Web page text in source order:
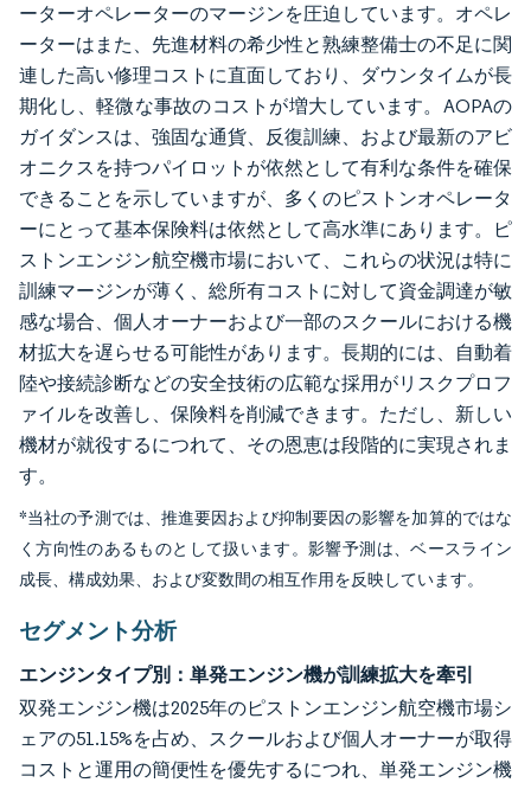
ーターオペレーターのマージンを圧迫しています。オペレ
ーターはまた、先進材料の希少性と熟練整備士の不足に関
連した高い修理コストに直面しており、ダウンタイムが長
期化し、軽微な事故のコストが増大しています。AOPAの
ガイダンスは、強固な通貨、反復訓練、および最新のアビ
オニクスを持つパイロットが依然として有利な条件を確保
できることを示していますが、多くのピストンオペレータ
ーにとって基本保険料は依然として高水準にあります。ピ
ストンエンジン航空機市場において、これらの状況は特に
訓練マージンが薄く、総所有コストに対して資金調達が敏
感な場合、個人オーナーおよび一部のスクールにおける機
材拡大を遅らせる可能性があります。長期的には、自動着
陸や接続診断などの安全技術の広範な採用がリスクプロフ
ァイルを改善し、保険料を削減できます。ただし、新しい
機材が就役するにつれて、その恩恵は段階的に実現されま
す。
*当社の予測では、推進要因および抑制要因の影響を加算的ではな
く方向性のあるものとして扱います。影響予測は、ベースライン
成長、構成効果、および変数間の相互作用を反映しています。
セグメント分析
エンジンタイプ別：単発エンジン機が訓練拡大を牽引
双発エンジン機は2025年のピストンエンジン航空機市場シ
ェアの51.15%を占め、スクールおよび個人オーナーが取得
コストと運用の簡便性を優先するにつれ、単発エンジン機